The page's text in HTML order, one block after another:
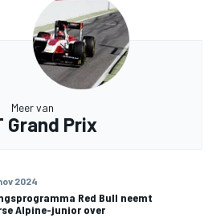
Meer van
Grand Prix
2024
Red Bull neemt
Alpine-junior over